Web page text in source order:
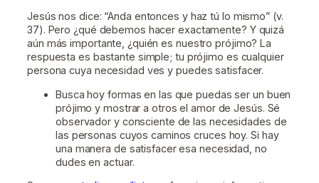
Jesús nos dice: “Anda entonces y haz tú lo mismo” (v.
37). Pero ¿qué debemos hacer exactamente? Y quizá
aún más importante, ¿quién es nuestro prójimo? La
respuesta es bastante simple; tu prójimo es cualquier
persona cuya necesidad ves y puedes satisfacer.
Busca hoy formas en las que puedas ser un buen
prójimo y mostrar a otros el amor de Jesús. Sé
observador y consciente de las necesidades de
las personas cuyos caminos cruces hoy. Si hay
una manera de satisfacer esa necesidad, no
dudes en actuar.